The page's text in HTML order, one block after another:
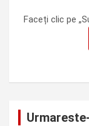
Faceți clic pe